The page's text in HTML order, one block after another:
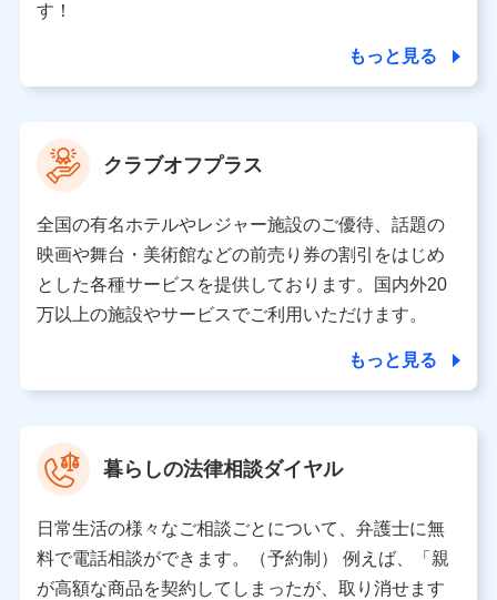
ータを分析して、お客さまの趣味・嗜好・傾向に応じた
上記に係る案内・手続き・管理等付帯業務を行うため
【当該個人データの管理について責任を有する者の名称・住
所・代表者名】
当該個人データを取り扱う各共同利用者（詳細は次のとお
り）
東京都千代田区永田町2丁目11番1号 山王パークタワー
株式会社NTTドコモ 代表取締役社長 前田 義晃
東京都中央区日本橋人形町2-14-10 アーバンネット日本橋
ビル 3F
※ 当社および株式会社NTTドコモは、お客さまの情報を利
データ憲章」に定める行動原則を順守します 。
※ パーソナルデータダッシュボードの「第三者提供の管
理」の設定状態にかかわらず、共同利用する場合がありま
す！
もっと見る
クラブオフプラス
全国の有名ホテルやレジャー施設のご優待、話題の
映画や舞台・美術館などの前売り券の割引をはじめ
とした各種サービスを提供しております。国内外20
万以上の施設やサービスでご利用いただけます。
もっと見る
暮らしの法律相談ダイヤル
日常生活の様々なご相談ごとについて、弁護士に無
料で電話相談ができます。（予約制） 例えば、「親
が高額な商品を契約してしまったが、取り消せます